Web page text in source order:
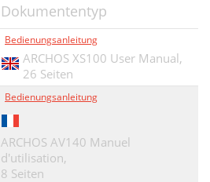
Dokumententyp
Bedienungsanleitung
ARCHOS XS100 User Manual,
26 Seiten
Bedienungsanleitung
ARCHOS AV140 Manuel
d'utilisation,
8 Seiten